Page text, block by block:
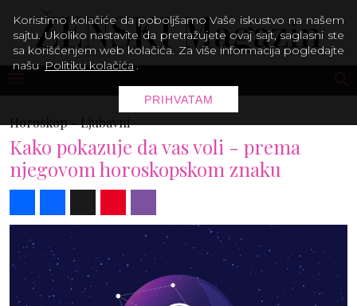
Horoskop -Ljubavni
Kako pokazuje da vas voli - prema
njegovom horoskopskom znaku
Koristimo kolačiće da poboljšamo Vaše iskustvo na našem
sajtu. Ukoliko nastavite da pretražujete ovaj sajt, saglasni ste
sa korišćenjem web kolačića. Za više informacija pogledajte
našu Politiku kolačića .
PRIHVATAM